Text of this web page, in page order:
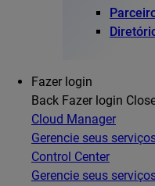
Fazer login
Back Fazer login
Cloud Manager
Gerencie seus
Control Center
Gerencie seus